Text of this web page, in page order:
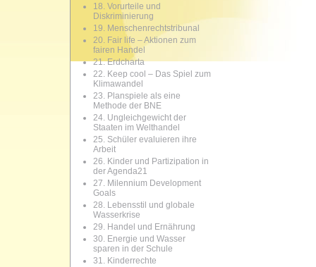
18. Vorurteile und
Diskriminierung
19. Menschenrechtstribunal
20. Fair life – Aktionen zum
fairen Handel
21. Erdcharta
22. Keep cool – Das Spiel zum
Klimawandel
23. Planspiele als eine
Methode der BNE
24. Ungleichgewicht der
Staaten im Welthandel
25. Schüler evaluieren ihre
Arbeit
26. Kinder und Partizipation in
der Agenda21
27. Milennium Development
Goals
28. Lebensstil und globale
Wasserkrise
29. Handel und Ernährung
30. Energie und Wasser
sparen in der Schule
31. Kinderrechte